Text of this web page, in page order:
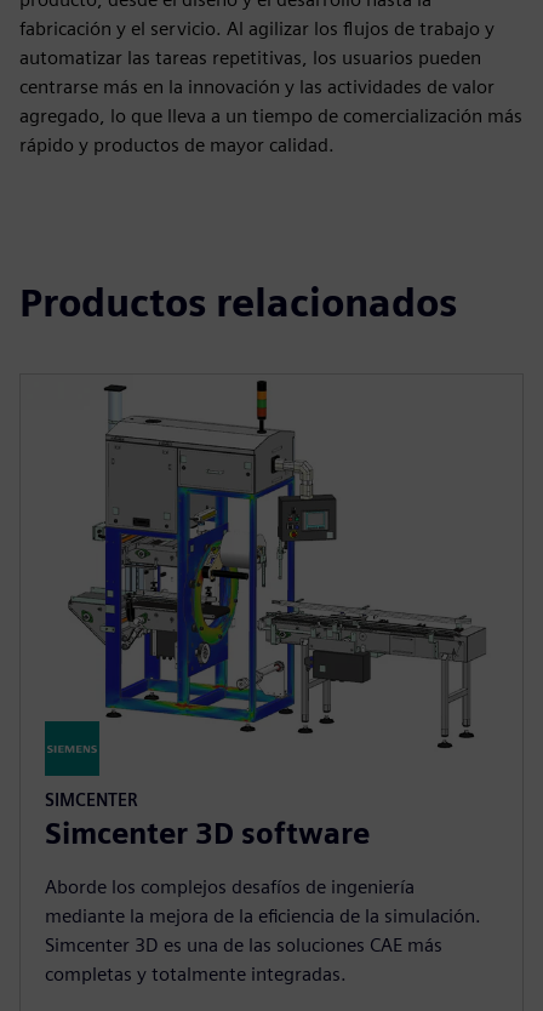
fabricación y el servicio. Al agilizar los flujos de trabajo y
automatizar las tareas repetitivas, los usuarios pueden
centrarse más en la innovación y las actividades de valor
agregado, lo que lleva a un tiempo de comercialización más
rápido y productos de mayor calidad.
Productos relacionados
SIMCENTER
Simcenter 3D software
Aborde los complejos desafíos de ingeniería
mediante la mejora de la eficiencia de la simulación.
Simcenter 3D es una de las soluciones CAE más
completas y totalmente integradas.